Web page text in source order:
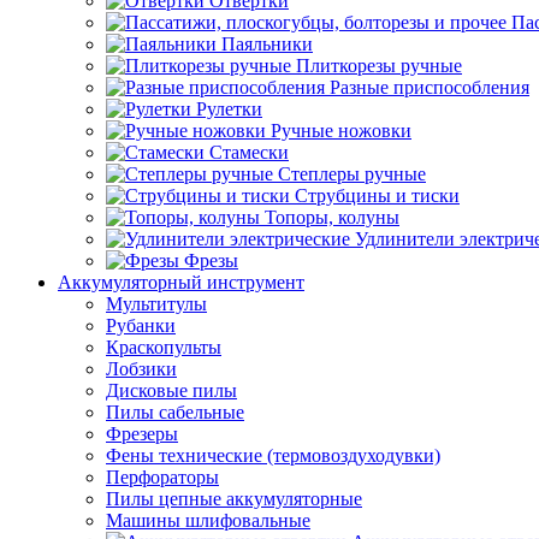
Паяльники
Плиткорезы ручные
Разные приспособления
Рулетки
Ручные ножовки
Стамески
Степлеры ручные
Струбцины и тиски
Топоры, колуны
Удлинители
Фрезы
Аккумуляторный инструмент
Мультитулы
Рубанки
Краскопульты
Лобзики
Дисковые пилы
Пилы сабельные
Фрезеры
Фены технические (термовоздуходувки)
Перфораторы
Пилы цепные аккумуляторные
Машины шлифовальные